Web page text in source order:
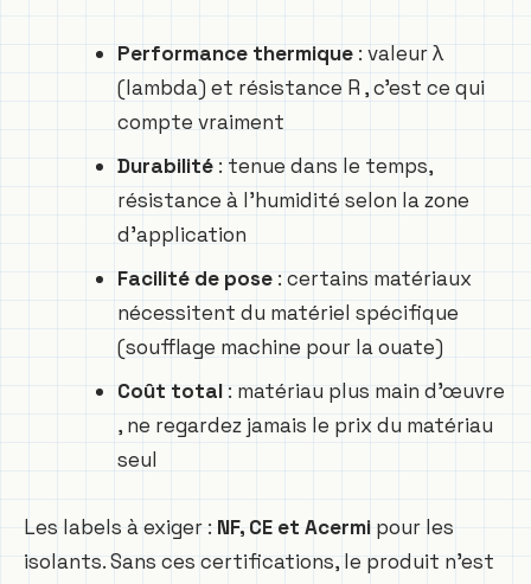
Performance thermique : valeur λ
(lambda) et résistance R , c’est ce qui
compte vraiment
Durabilité : tenue dans le temps,
résistance à l’humidité selon la zone
d’application
Facilité de pose : certains matériaux
nécessitent du matériel spécifique
(soufflage machine pour la ouate)
Coût total : matériau plus main d’œuvre
, ne regardez jamais le prix du matériau
seul
Les labels à exiger : NF, CE et Acermi pour les
isolants. Sans ces certifications, le produit n’est